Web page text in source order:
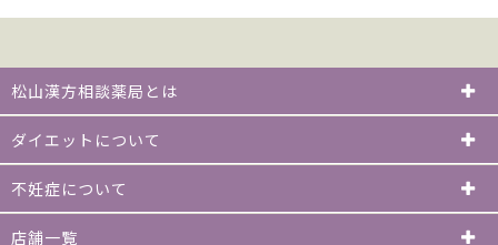
松山漢方相談薬局とは
ダイエットについて
不妊症について
店舗一覧